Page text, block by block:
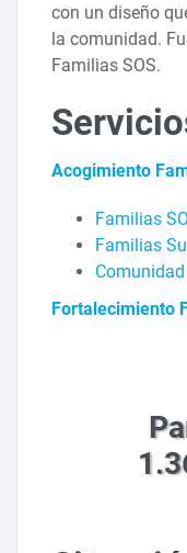
con un diseño
la comunidad.
Familias SOS.
Acogimiento
Familias
Familias
Fortalecimiento